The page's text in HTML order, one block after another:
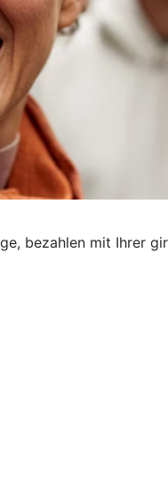
bezahlen mit Ihrer